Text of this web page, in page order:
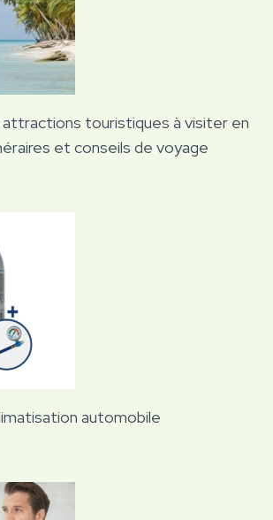
attractions touristiques à visiter en
et conseils de voyage
automobile